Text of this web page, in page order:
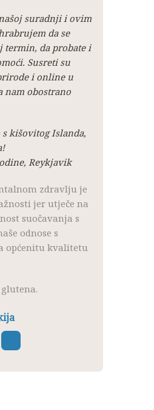
suradnji i ovim
da se
termin, da probate i
Susreti su
i online u
nam obostrano
s kišovitog Islanda,
Reykjavik
zdravlju je
jer utječe na
suočavanja s
odnose s
općenitu kvalitetu